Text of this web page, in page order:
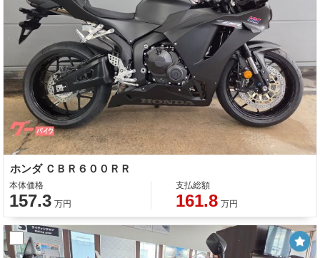
ホンダ ＣＢＲ６００ＲＲ
本体価格
157.3 万円
支払総額
161.8 万円